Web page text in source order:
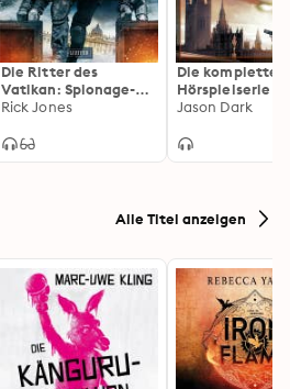
Die Ritter des
Vatikan: Spionage-
Thriller · Papst-
Geheimkommando
Rick Jones
Die komplette
Hörspielserie
Jason Dark
Alle Titel anzeigen